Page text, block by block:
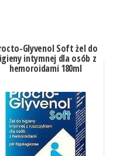
Glyvenol Soft żel do
intymnej dla osób z
hemoroidami 180ml